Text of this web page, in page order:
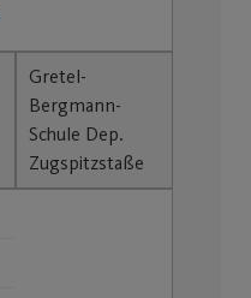
Gretel-
Bergmann-
Schule Dep.
Zugspitzstaße